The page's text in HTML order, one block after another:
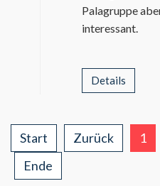
Palagruppe
interessant.
Details
Start Zurück 1
Ende